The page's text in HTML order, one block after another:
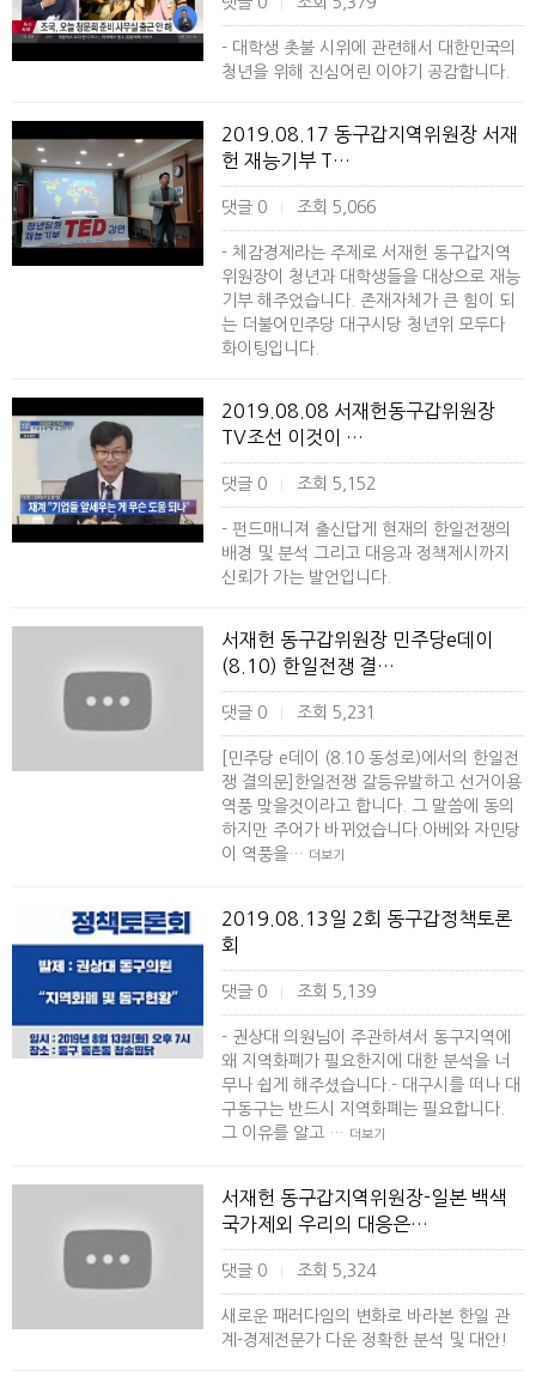
- 대학생 촛불 시위에 관련해서 대한민국의
청년을 위해 진심어린 이야기 공감합니다.
2019.08.17 동구갑지역위원장 서재
헌 재능기부 T…
댓글 0 조회 5,066
- 체감경제라는 주제로 서재헌 동구갑지역
위원장이 청년과 대학생들을 대상으로 재능
기부 해주었습니다. 존재자체가 큰 힘이 되
는 더불어민주당 대구시당 청년위 모두다
화이팅입니다.
2019.08.08 서재헌동구갑위원장
TV조선 이것이 …
댓글 0 조회 5,152
- 펀드매니져 출신답게 현재의 한일전쟁의
배경 및 분석 그리고 대응과 정책제시까지
신뢰가 가는 발언입니다.
서재헌 동구갑위원장 민주당e데이
(8.10) 한일전쟁 결…
댓글 0 조회 5,231
[민주당 e데이 (8.10 동성로)에서의 한일전
쟁 결의문]한일전쟁 갈등유발하고 선거이용
역풍 맞을것이라고 합니다. 그 말씀에 동의
하지만 주어가 바뀌었습니다.아베와 자민당
이 역풍을…
더보기
2019.08.13일 2회 동구갑정책토론
회
댓글 0 조회 5,139
- 권상대 의원님이 주관하셔서 동구지역에
왜 지역화폐가 필요한지에 대한 분석을 너
무나 쉽게 해주셨습니다.- 대구시를 떠나 대
구동구는 반드시 지역화폐는 필요합니다.
그 이유를 알고 …
더보기
서재헌 동구갑지역위원장-일본 백색
국가제외 우리의 대응은…
댓글 0 조회 5,324
새로운 패러다임의 변화로 바라본 한일 관
계-경제전문가 다운 정확한 분석 및 대안!